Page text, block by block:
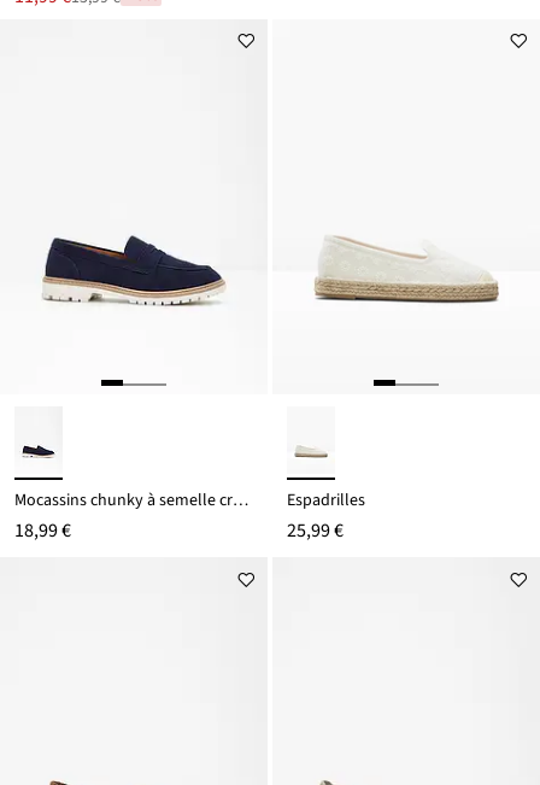
nouveau
Remise
Mocassins chunky à semelle crantée
18,99 €
Espadrilles
25,99 €